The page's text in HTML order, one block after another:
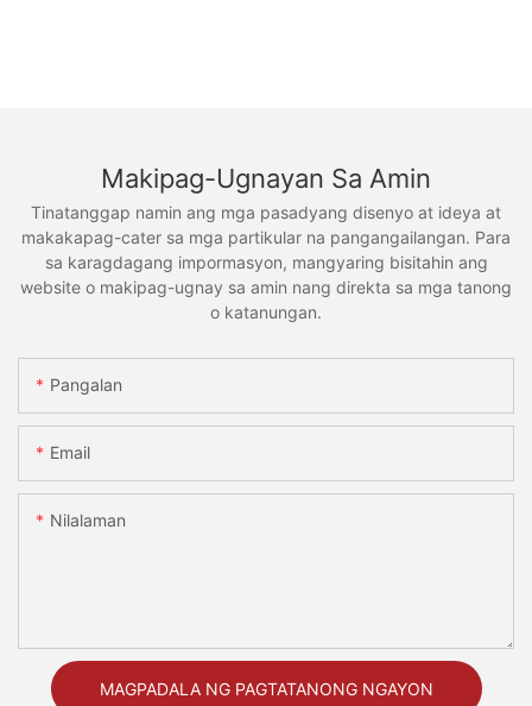
Makipag-Ugnayan Sa Amin
Tinatanggap namin ang mga pasadyang disenyo at ideya at
makakapag-cater sa mga partikular na pangangailangan. Para
sa karagdagang impormasyon, mangyaring bisitahin ang
website o makipag-ugnay sa amin nang direkta sa mga tanong
o katanungan.
Pangalan
Email
Nilalaman
MAGPADALA NG PAGTATANONG NGAYON